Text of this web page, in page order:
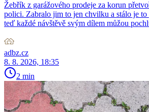
Žebřík z garážového prodeje za korun
polici. Zabralo jim to jen chvilku a stálo je
teď každé návštěvě svým dílem můžou
adbz.cz
8. 8. 2026, 18:35
2 min